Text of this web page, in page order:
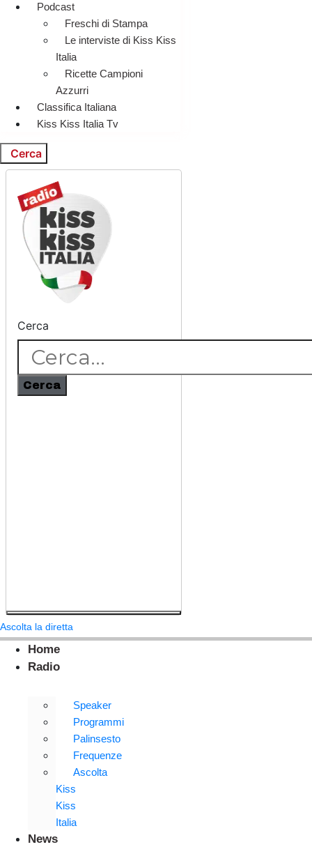
Podcast
Freschi di Stampa
Le interviste di Kiss Kiss
Italia
Ricette Campioni
Azzurri
Classifica Italiana
Kiss Kiss Italia Tv
Cerca
Cerca
Cerca
Ascolta la diretta
Home
Radio
Speaker
Programmi
Palinsesto
Frequenze
Ascolta
Kiss
Kiss
Italia
News